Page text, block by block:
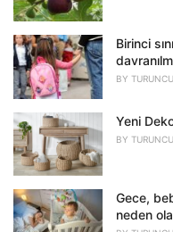
Birinci
BY
Yeni
BY
Gece,
neden